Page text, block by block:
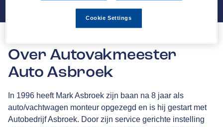
Over Autovakmeester
Auto Asbroek
In 1996 heeft Mark Asbroek zijn baan na 8 jaar als
auto/vachtwagen monteur opgezegd en is hij gestart met
Autobedrijf Asbroek. Door zijn service gerichte instelling
Cookie Settings